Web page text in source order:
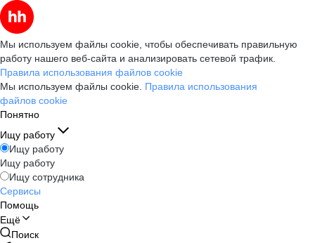
Мы используем файлы cookie, чтобы обеспечивать правильную
работу нашего веб-сайта и анализировать сетевой трафик.
Правила использования файлов cookie
Мы используем файлы cookie. Правила использования
файлов cookie
Понятно
Ищу работу
Ищу работу
Ищу работу
Ищу сотрудника
Сервисы
Помощь
Ещё
Поиск